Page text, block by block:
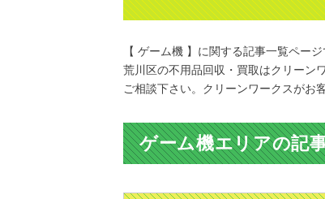
【 ゲーム機 】に関する記事一覧ページ
荒川区の不用品回収・買取はクリーン
ご相談下さい。クリーンワークスがお
ゲーム機エリアの記